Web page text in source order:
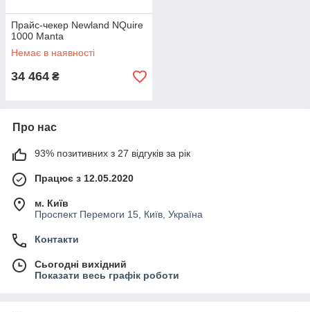
Прайс-чекер Newland NQuire
1000 Manta
Немає в наявності
34 464 ₴
Про нас
93% позитивних з 27 відгуків за рік
Працює з 12.05.2020
м. Київ
Проспект Перемоги 15, Київ, Україна
Контакти
Сьогодні вихідний
Показати весь графік роботи